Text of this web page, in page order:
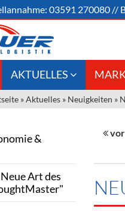
03591 270080 //
AKTUELLES
Angebote Gastronomie &
Innovation - Die Neue Art
Neuigkeiten
Termine
Weine
»Aktuelles » Neuigkeiten »
&
Art des